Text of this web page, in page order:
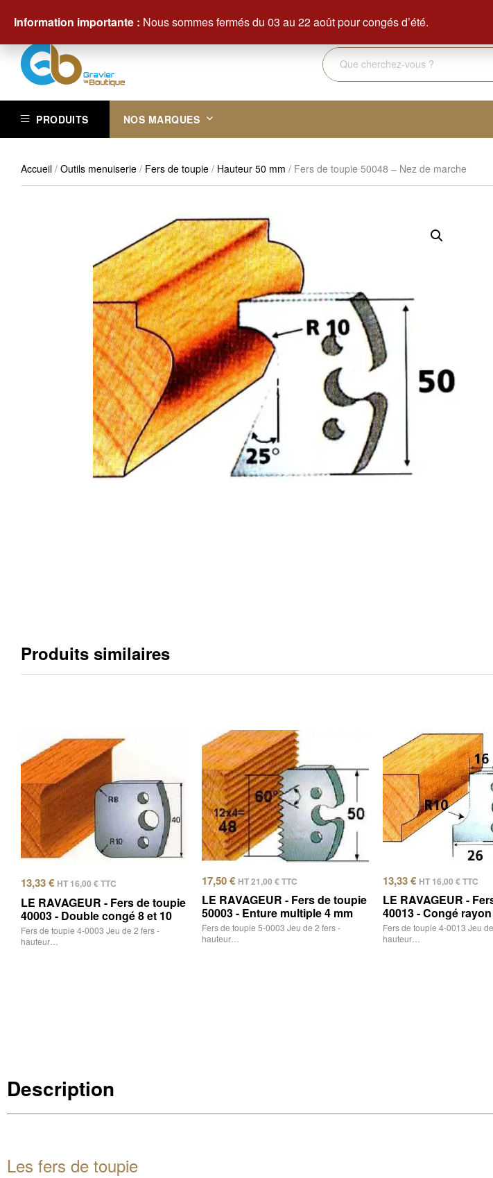
ENVOI GRATUIT DÈS
PRODUITS NOS MARQUES
Accueil / Outils menuiserie / Fers de toupie / Hauteur 50 mm / Fers de toupie 50048 – Nez de marche
Produits similaires
13,33€ HT 16,00 €TTC
LE RAVAGEUR - Fers de toupie
40003 - Double congé 8 et 10
Fers de toupie 4-0003 Jeu de 2 fers -
hauteur…
17,50€ HT21,00 €TTC
LE RAVAGEUR - Fers de toupie
50003 - Enture multiple 4 mm
Fers de toupie 5-0003 Jeu de 2 fers -
hauteur…
13,33€ HT 16,00 €TTC
LE RAVAGEUR -
40013 - Congé
Fers de toupie 4-0013 Jeu
hauteur…
Description
Les fers de toupie
Information importante : Nous sommes fermés du 03 au 22 août pour congés d’été.